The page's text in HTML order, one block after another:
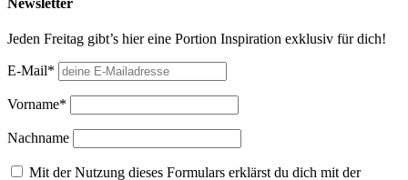
Newsletter
Jeden Freitag gibt’s hier eine Portion Inspiration exklusiv für dich!
E-Mail*
Vorname*
Nachname
Mit der Nutzung dieses Formulars erklärst du dich mit der